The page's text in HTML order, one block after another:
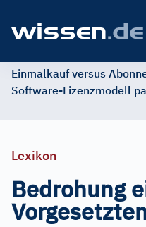
Einmalkauf versus
Software-Lizenzmodell
Lexikon
Bedrohung